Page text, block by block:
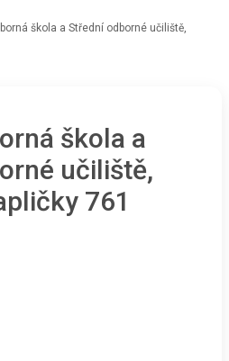
škola a Střední odborné učiliště,
škola a
učiliště,
761